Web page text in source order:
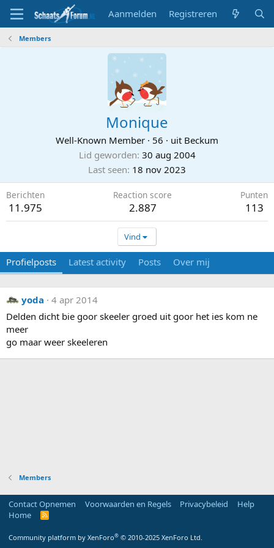
Aanmelden Registreren
Members
Monique
Well-Known Member · 56 · uit Beckum
Lid geworden 30 aug 2004
Last seen 18 nov 2023
Berichten
11.975
Reaction score
2.887
Punten
113
Vind
Profielposts Latest activity Posts Over mij
yoda
4 apr 2014
Delden dicht bie goor skeeler groed uit goor het ies kom ne
meer
go maar weer skeeleren
Members
Contact Opnemen Voorwaarden en Regels Privacybeleid
Help
Home
R
Community platform by XenForo® © 2010-2025 XenForo Ltd.